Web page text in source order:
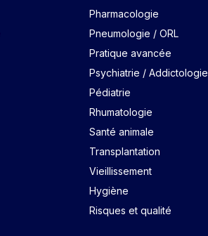
Pharmacologie
Pneumologie / ORL
Pratique avancée
Psychiatrie / Addictologie
Pédiatrie
Rhumatologie
Santé animale
Transplantation
Vieillissement
Hygiène
Risques et qualité